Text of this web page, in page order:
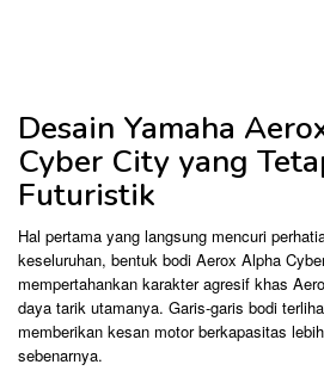
Desain Yamaha
Cyber City yang
Futuristik
Hal pertama yang langsung mencuri
keseluruhan, bentuk bodi Aerox Alpha
mempertahankan karakter agresif khas
daya tarik utamanya. Garis-garis bodi
memberikan kesan motor berkapasitas
sebenarnya.